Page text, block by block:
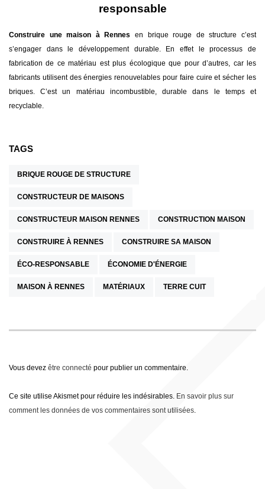
responsable
Construire une maison à Rennes
en brique rouge de structure c’est
s’engager dans le développement durable. En effet le processus de
fabrication de ce matériau est plus écologique que pour d’autres, car les
fabricants utilisent des énergies renouvelables pour faire cuire et sécher les
briques. C’est un matériau incombustible, durable dans le temps et
recyclable.
TAGS
BRIQUE ROUGE DE STRUCTURE
CONSTRUCTEUR DE MAISONS
CONSTRUCTEUR MAISON RENNES CONSTRUCTION MAISON
CONSTRUIRE À RENNES CONSTRUIRE SA MAISON
ÉCO-RESPONSABLE ÉCONOMIE D'ÉNERGIE
MAISON À RENNES MATÉRIAUX TERRE CUIT
Vous devez être connecté pour publier un commentaire.
Ce site utilise Akismet pour réduire les indésirables. En savoir plus sur
comment les données de vos commentaires sont utilisées